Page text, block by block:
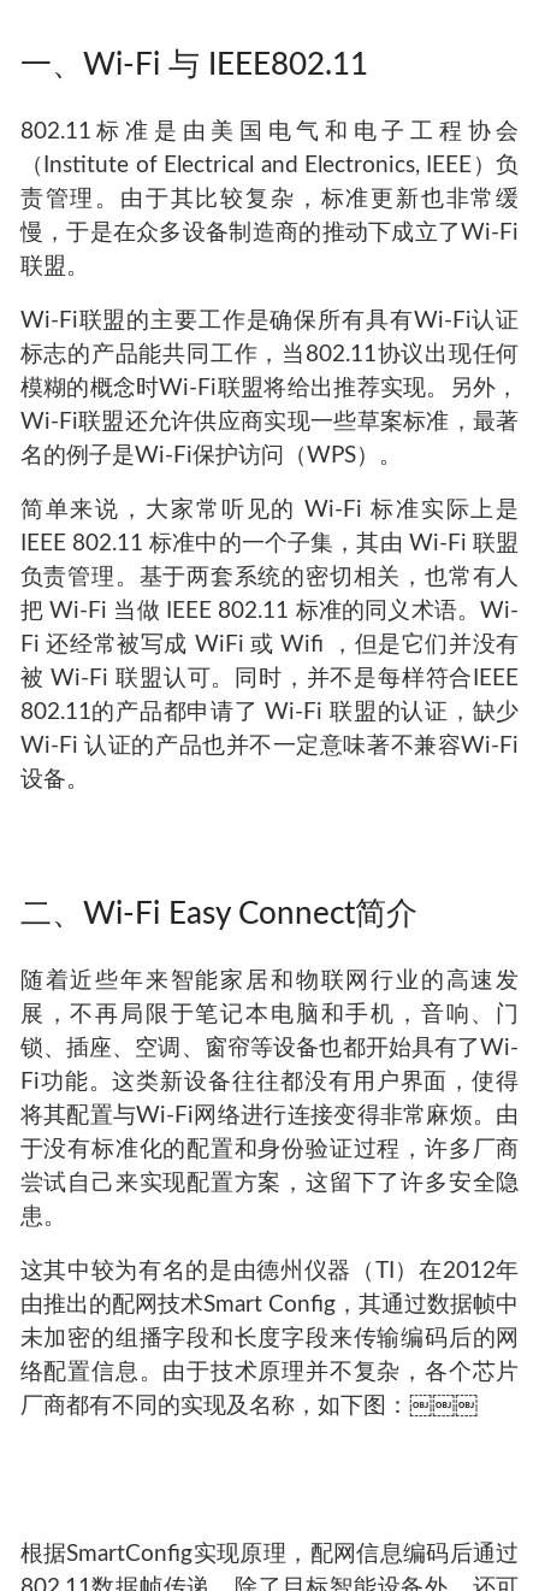
一、Wi-Fi 与 IEEE802.11
802.11标准是由美国电气和电子工程协会
（Institute of Electrical and Electronics, IEEE）负
责管理。由于其比较复杂，标准更新也非常缓
慢，于是在众多设备制造商的推动下成立了Wi-Fi
联盟。
Wi-Fi联盟的主要工作是确保所有具有Wi-Fi认证
标志的产品能共同工作，当802.11协议出现任何
模糊的概念时Wi-Fi联盟将给出推荐实现。另外，
Wi-Fi联盟还允许供应商实现一些草案标准，最著
名的例子是Wi-Fi保护访问（WPS）。
简单来说，大家常听见的 Wi-Fi 标准实际上是
IEEE 802.11 标准中的一个子集，其由 Wi-Fi 联盟
负责管理。基于两套系统的密切相关，也常有人
把 Wi-Fi 当做 IEEE 802.11 标准的同义术语。Wi-
Fi 还经常被写成 WiFi 或 Wifi ，但是它们并没有
被 Wi-Fi 联盟认可。同时，并不是每样符合IEEE
802.11的产品都申请了 Wi-Fi 联盟的认证，缺少
Wi-Fi 认证的产品也并不一定意味著不兼容Wi-Fi
设备。
二、Wi-Fi Easy Connect简介
随着近些年来智能家居和物联网行业的高速发
展，不再局限于笔记本电脑和手机，音响、门
锁、插座、空调、窗帘等设备也都开始具有了Wi-
Fi功能。这类新设备往往都没有用户界面，使得
将其配置与Wi-Fi网络进行连接变得非常麻烦。由
于没有标准化的配置和身份验证过程，许多厂商
尝试自己来实现配置方案，这留下了许多安全隐
患。
这其中较为有名的是由德州仪器（TI）在2012年
由推出的配网技术Smart Config，其通过数据帧中
未加密的组播字段和长度字段来传输编码后的网
络配置信息。由于技术原理并不复杂，各个芯片
厂商都有不同的实现及名称，如下图：￼￼￼